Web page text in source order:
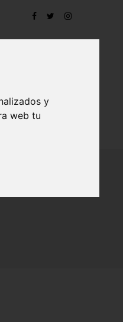
y
web tu